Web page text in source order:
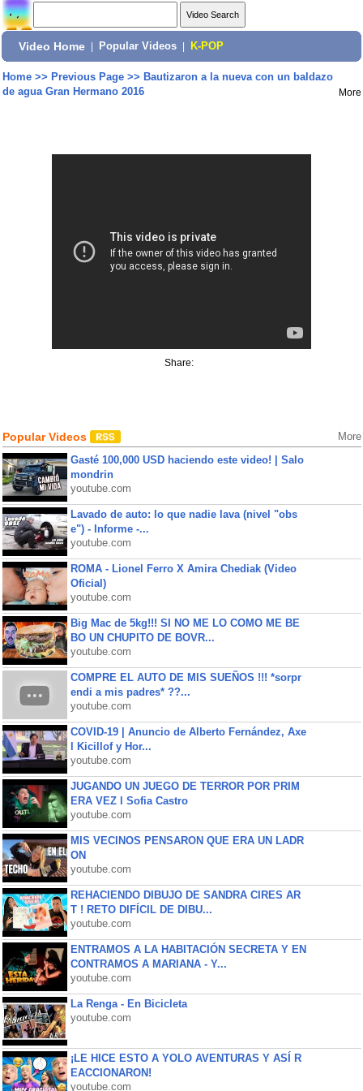
Video Home Popular Videos K-POP
Home>> Previous Page>> Bautizaron a la nueva con un baldazo
de agua Gran Hermano 2016
More
Share:
Popular Videos More
Gasté 100,000 USD haciendo este video! | Salo
mondrin
youtube.com
Lavado de auto: lo que nadie lava (nivel "obs
e") - Informe -...
youtube.com
ROMA - Lionel Ferro X Amira Chediak (Video
Oficial)
youtube.com
Big Mac de 5kg!!! SI NO ME LO COMO ME BE
BO UN CHUPITO DE BOVR...
youtube.com
COMPRE EL AUTO DE MIS SUEÑOS !!! *sorpr
endi a mis padres* ??...
youtube.com
COVID-19 | Anuncio de Alberto Fernández, Axe
l Kicillof y Hor...
youtube.com
JUGANDO UN JUEGO DE TERROR POR PRIM
ERA VEZ l Sofia Castro
youtube.com
MIS VECINOS PENSARON QUE ERA UN LADR
ON
youtube.com
REHACIENDO DIBUJO DE SANDRA CIRES AR
T ! RETO DIFÍCIL DE DIBU...
youtube.com
ENTRAMOS A LA HABITACIÓN SECRETA Y EN
CONTRAMOS A MARIANA - Y...
youtube.com
La Renga - En Bicicleta
youtube.com
¡LE HICE ESTO A YOLO AVENTURAS Y ASÍ R
EACCIONARON!
youtube.com